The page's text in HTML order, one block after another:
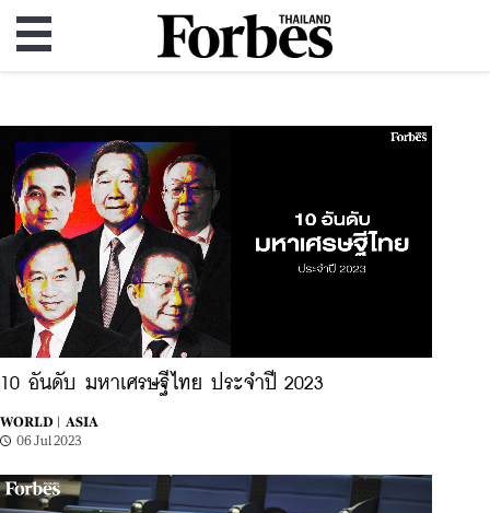
10 อันดับ มหาเศรษฐีไทย ประจำปี 2023
WORLD |
ASIA
06 Jul 2023